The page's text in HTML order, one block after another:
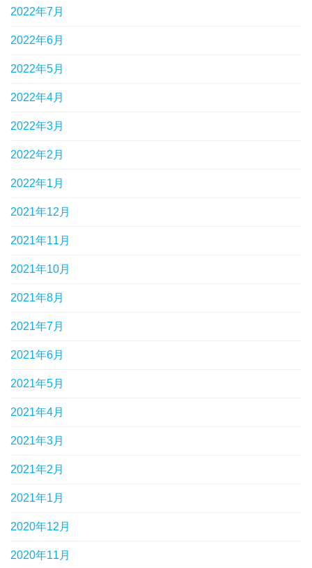
2022年7月
2022年6月
2022年5月
2022年4月
2022年3月
2022年2月
2022年1月
2021年12月
2021年11月
2021年10月
2021年8月
2021年7月
2021年6月
2021年5月
2021年4月
2021年3月
2021年2月
2021年1月
2020年12月
2020年11月